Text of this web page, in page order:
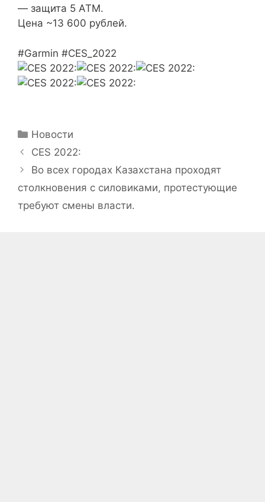
— защита 5 АТМ.
Цена ~13 600 рублей.
#Garmin #CES_2022
Рубрики
Новости
CES 2022:
Во всех городах Казахстана проходят
столкновения с силовиками, протестующие
требуют смены власти.